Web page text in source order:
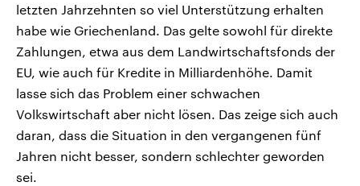
letzten Jahrzehnten so viel Unterstützung erhalten
habe wie Griechenland. Das gelte sowohl für direkte
Zahlungen, etwa aus dem Landwirtschaftsfonds der
EU, wie auch für Kredite in Milliardenhöhe. Damit
lasse sich das Problem einer schwachen
Volkswirtschaft aber nicht lösen. Das zeige sich auch
daran, dass die Situation in den vergangenen fünf
Jahren nicht besser, sondern schlechter geworden
sei.